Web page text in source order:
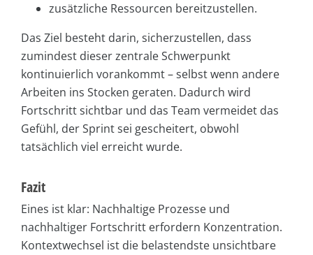
zusätzliche Ressourcen bereitzustellen.
Das Ziel besteht darin, sicherzustellen, dass
zumindest dieser zentrale Schwerpunkt
kontinuierlich vorankommt – selbst wenn andere
Arbeiten ins Stocken geraten. Dadurch wird
Fortschritt sichtbar und das Team vermeidet das
Gefühl, der Sprint sei gescheitert, obwohl
tatsächlich viel erreicht wurde.
Fazit
Eines ist klar: Nachhaltige Prozesse und
nachhaltiger Fortschritt erfordern Konzentration.
Kontextwechsel ist die belastendste unsichtbare